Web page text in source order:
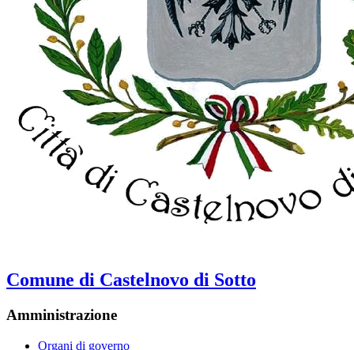
Comune di Castelnovo di Sotto
Amministrazione
Organi di governo